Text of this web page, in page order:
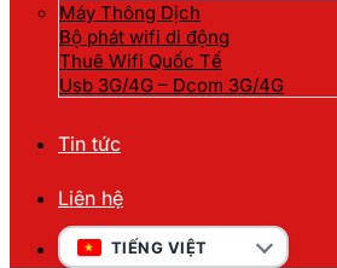
Máy Thông Dịch
Bộ phát wifi di động
Thuê Wifi Quốc Tế
Usb 3G/4G – Dcom 3G/4G
Tin tức
Liên hệ
TIẾNG VIỆT